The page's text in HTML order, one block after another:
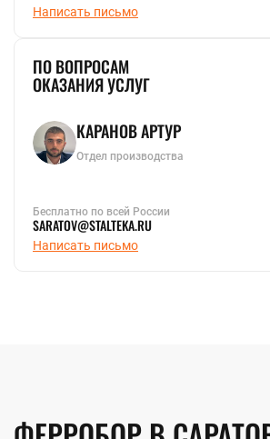
Написать письмо
ПО ВОПРОСАМ
ОКАЗАНИЯ УСЛУГ
КАРАНОВ АРТУР
Отдел производства
Бесплатно по всей России
SARATOV@STALTEKA.RU
Написать письмо